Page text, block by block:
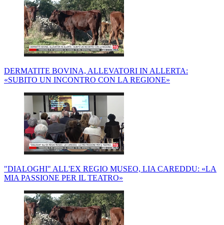
DERMATITE BOVINA, ALLEVATORI IN ALLERTA:
«SUBITO UN INCONTRO CON LA REGIONE»
"DIALOGHI" ALL'EX REGIO MUSEO, LIA CAREDDU: «LA
MIA PASSIONE PER IL TEATRO»